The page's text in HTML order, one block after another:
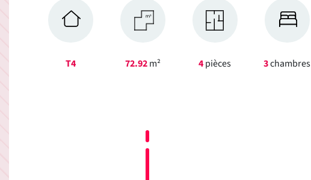
T4 72.92m² 4pièces 3chambres